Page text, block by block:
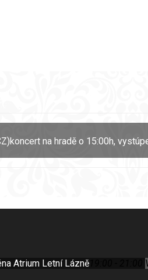
koncert na hradě o 15:00h,
Atrium Letní Lázně